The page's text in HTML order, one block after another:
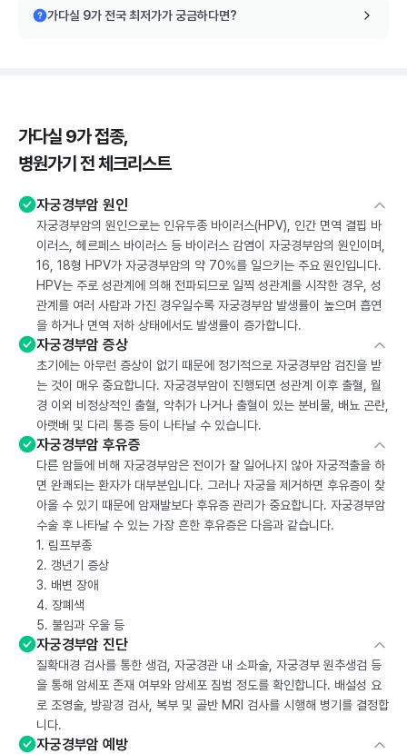
가다실 9가 전국 최저가가 궁금하다면?
가다실 9가 접종,
병원가기 전 체크리스트
자궁경부암 원인
자궁경부암의 원인으로는 인유두종 바이러스(HPV), 인간 면역 결핍 바
이러스, 헤르페스 바이러스 등 바이러스 감염이 자궁경부암의 원인이며,
16, 18형 HPV가 자궁경부암의 약 70%를 일으키는 주요 원인입니다.
HPV는 주로 성관계에 의해 전파되므로 일찍 성관계를 시작한 경우, 성
관계를 여러 사람과 가진 경우일수록 자궁경부암 발생률이 높으며 흡연
을 하거나 면역 저하 상태에서도 발생률이 증가합니다.
자궁경부암 증상
초기에는 아무런 증상이 없기 때문에 정기적으로 자궁경부암 검진을 받
는 것이 매우 중요합니다. 자궁경부암이 진행되면 성관계 이후 출혈, 월
경 이외 비정상적인 출혈, 악취가 나거나 출혈이 있는 분비물, 배뇨 곤란,
아랫배 및 다리 통증 등이 나타날 수 있습니다.
자궁경부암 후유증
다른 암들에 비해 자궁경부암은 전이가 잘 일어나지 않아 자궁적출을 하
면 완쾌되는 환자가 대부분입니다. 그러나 자궁을 제거하면 후유증이 찾
아올 수 있기 때문에 암재발보다 후유증 관리가 중요합니다. 자궁경부암
수술 후 나타날 수 있는 가장 흔한 후유증은 다음과 같습니다.
1. 림프부종
2. 갱년기 증상
3. 배변 장애
4. 장폐색
5. 불임과 우울 등
자궁경부암 진단
질확대경 검사를 통한 생검, 자궁경관 내 소파술, 자궁경부 원추생검 등
을 통해 암세포 존재 여부와 암세포 침범 정도를 확인합니다. 배설성 요
로 조영술, 방광경 검사, 복부 및 골반 MRI 검사를 시행해 병기를 결정합
니다.
자궁경부암 예방